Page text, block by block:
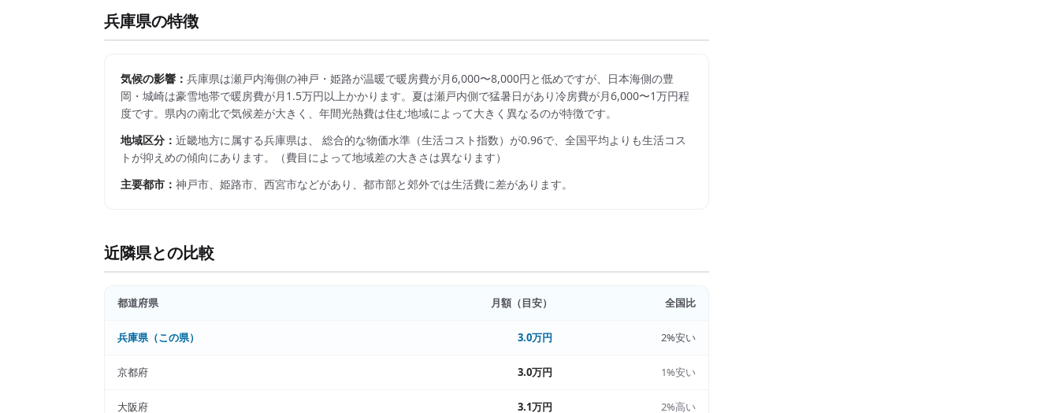
兵庫県の特徴
気候の影響： 兵庫県は瀬戸内海側の神戸・姫路が温暖で暖房費が月6,000〜8,000円と低めですが、日本海側の豊
岡・城崎は豪雪地帯で暖房費が月1.5万円以上かかります。夏は瀬戸内側で猛暑日があり冷房費が月6,000〜1万円程
度です。県内の南北で気候差が大きく、年間光熱費は住む地域によって大きく異なるのが特徴です。
地域区分： 近畿地方に属する兵庫県は、 総合的な物価水準（生活コスト指数）が0.96で、 全国平均よりも生活コス
トが抑えめの傾向にあります。
（費目によって地域差の大きさは異なります）
主要都市： 神戸市、姫路市、西宮市などがあり、都市部と郊外では生活費に差があります。
近隣県との比較
都道府県 月額（目安） 全国比
兵庫県（この県） 3.0万円 2%安い
京都府 3.0万円 1%安い
大阪府 3.1万円 2%高い